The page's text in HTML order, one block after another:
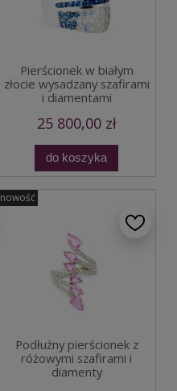
Pierścionek w białym
złocie wysadzany szafirami
i diamentami
25 800,00 zł
do koszyka
Podłużny pierścionek z
różowymi szafirami i
diamenty
nowość